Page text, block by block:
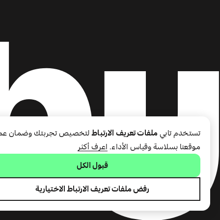
تستخدم تابي ملفات تعريف الارتباطلتخصيص تجربتك وضمان
موقعنا بسلاسة وقياس الأداء. اعرف أكثر
قبول الكل
رفض ملفات تعريف الارتباط الاختيارية